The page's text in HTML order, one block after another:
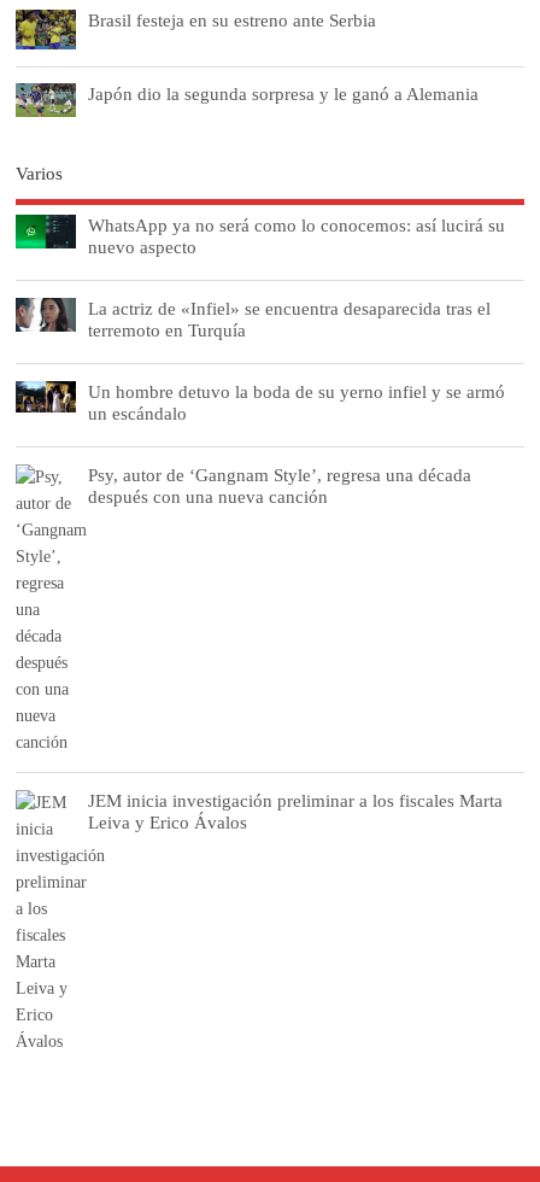
Brasil festeja en su estreno ante Serbia
Japón dio la segunda sorpresa y le ganó a Alemania
Varios
WhatsApp ya no será como lo conocemos: así lucirá su
nuevo aspecto
La actriz de «Infiel» se encuentra desaparecida tras el
terremoto en Turquía
Un hombre detuvo la boda de su yerno infiel y se armó
un escándalo
Psy, autor de ‘Gangnam Style’, regresa una década
después con una nueva canción
JEM inicia investigación preliminar a los fiscales Marta
Leiva y Erico Ávalos